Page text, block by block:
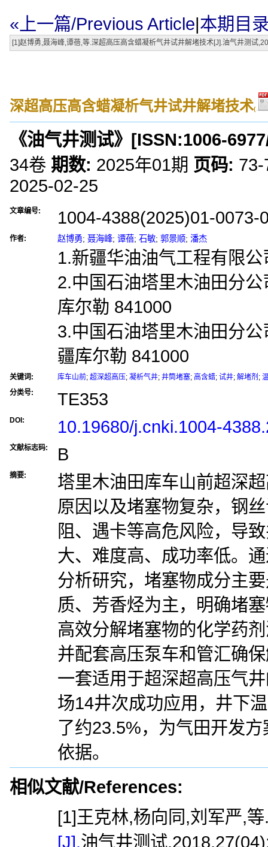
«上一篇/Previous Article|本期目
[1]赵博勇,聂海峰,谭蓓,等.深超高压高含蜡凝析气井试井解堵技术[J].油气井测
深超高压高含蜡凝析气井试井解堵技术(
《油气井测试》 [ISSN:1006-6977
34卷 期数: 2025年01期 页码: 73-
2025-02-25
文章编号: 1004-4388(2025)01-0073-
作者: 赵博勇; 聂海峰; 谭蓓; 石敏; 郭景顺; 潘杰
1.新疆华油油气工程有限
2.中国石油塔里木油田分
库尔勒 841000
3.中国石油塔里木油田分
疆库尔勒 841000
关键词: 库车山前; 超深超高压; 凝析气井; 井筒堵塞; 高含蜡; 试井; 解堵剂 ;
分类号:
TE353
DOI: 10.19680/j.cnki.1004-
文献标志码: B
摘要:
塔里木油田库车山前超深
原因以及堵塞物复杂，钢
阻、遇卡等高危风险，导
大、难度高、成功率低。
分析研究，堵塞物成分主
质、芳香烃为主，明确堵
高效分解堵塞物的化学药
并配套高压泵车和管汇确
一套适用于超深超高压气
场14井次成功应用，井下
了约23.5%，为气田开发
依据。
相似文献/References:
[1]王克林,杨向同,刘军严,等
[J].油气井测试